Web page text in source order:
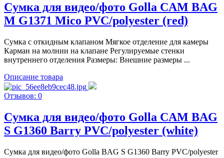
Cумка для видео/фото Golla CAM BAG
M G1371 Mico PVC/polyester (red)
Сумка с откидным клапаном Мягкое отделение для камеры
Карман на молнии на клапане Регулируемые стенки
внутреннего отделения Размеры: Внешние размеры ...
Описание товара
Отзывов: 0
Cумка для видео/фото Golla CAM BAG
S G1360 Barry PVC/polyester (white)
Cумка для видео/фото Golla BAG S G1360 Barry PVC/polyester